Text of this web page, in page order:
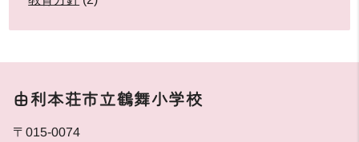
由利本荘市立鶴舞小学校
〒015-0074